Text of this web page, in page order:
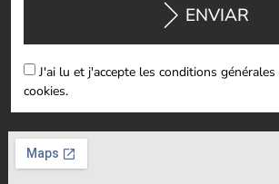
J'ai lu et j'accepte les conditions
cookies.
ENVIAR